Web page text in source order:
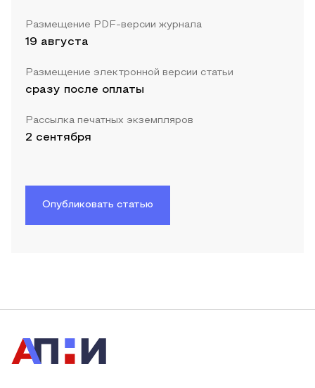
Размещение PDF-версии журнала
19 августа
Размещение электронной версии статьи
сразу после оплаты
Рассылка печатных экземпляров
2 сентября
Опубликовать статью